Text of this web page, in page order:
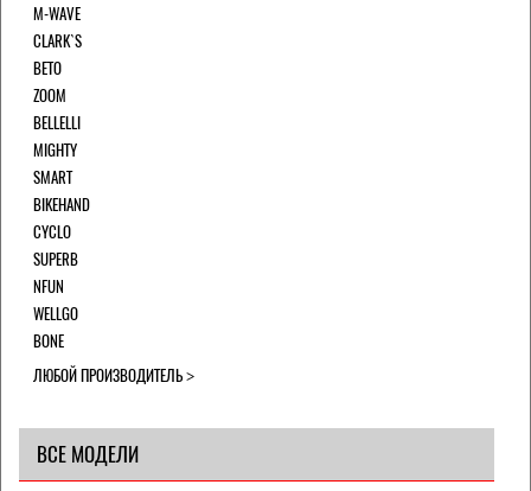
M-WAVE
CLARK`S
BETO
ZOOM
BELLELLI
MIGHTY
SMART
BIKEHAND
CYCLO
SUPERB
NFUN
WELLGO
BONE
ЛЮБОЙ ПРОИЗВОДИТЕЛЬ
ВСЕ МОДЕЛИ